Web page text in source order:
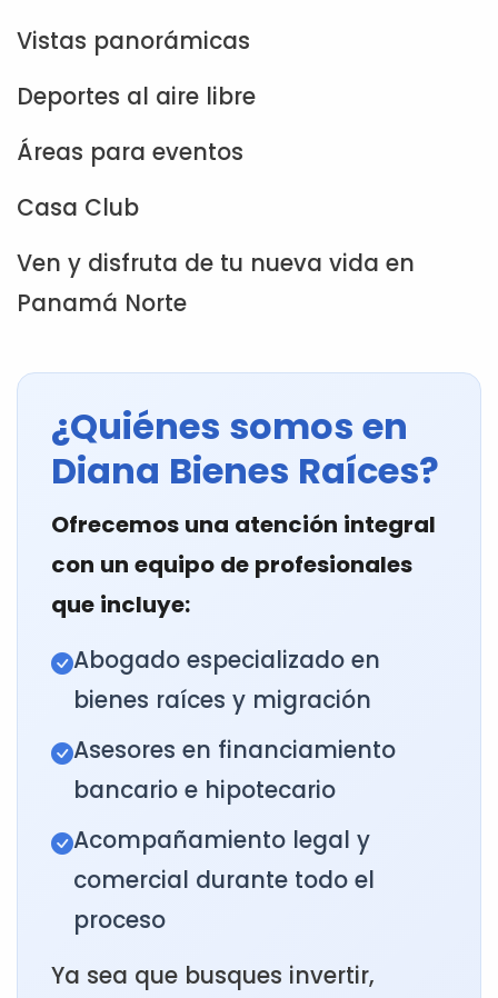
Vistas panorámicas
Deportes al aire libre
Áreas para eventos
Casa Club
Ven y disfruta de tu nueva vida en
Panamá Norte
¿Quiénes somos en
Diana Bienes Raíces?
Ofrecemos una atención integral
con un equipo de profesionales
que incluye:
Abogado especializado en
bienes raíces y migración
Asesores en financiamiento
bancario e hipotecario
Acompañamiento legal y
comercial durante todo el
proceso
Ya sea que busques invertir,